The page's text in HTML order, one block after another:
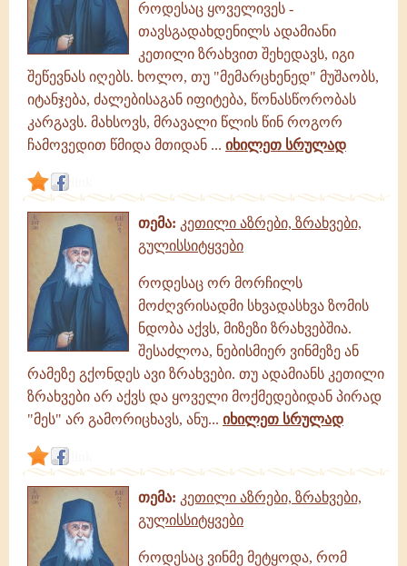
როდესაც ყოველივეს -
თავსგადახდენილს ადამიანი
კეთილი ზრახვით შეხედავს, იგი
შეწევნას იღებს. ხოლო, თუ "მემარცხენედ" მუშაობს,
იტანჯება, ძალებისაგან იფიტება, წონასწორობას
კარგავს. მახსოვს, მრავალი წლის წინ როგორ
ჩამოვედით წმიდა მთიდან ... იხილეთ სრულად
თემა: კეთილი აზრები, ზრახვები,
გულისსიტყვები
როდესაც ორ მორჩილს
მოძღვრისადმი სხვადასხვა ზომის
ნდობა აქვს, მიზეზი ზრახვებშია.
შესაძლოა, ნებისმიერ ვინმეზე ან
რამეზე გქონდეს ავი ზრახვები. თუ ადამიანს კეთილი
ზრახვები არ აქვს და ყოველი მოქმედებიდან პირად
"მეს" არ გამორიცხავს, ანუ... იხილეთ სრულად
თემა: კეთილი აზრები, ზრახვები,
გულისსიტყვები
როდესაც ვინმე მეტყოდა, რომ